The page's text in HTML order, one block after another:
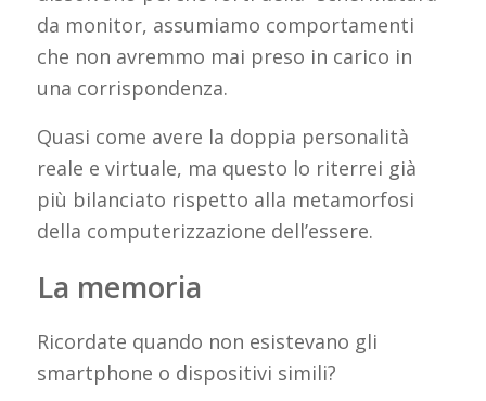
da monitor, assumiamo comportamenti
che non avremmo mai preso in carico in
una corrispondenza.
Quasi come avere la doppia personalità
reale e virtuale, ma questo lo riterrei già
più bilanciato rispetto alla metamorfosi
della computerizzazione dell’essere.
La memoria
Ricordate quando non esistevano gli
smartphone o dispositivi simili?